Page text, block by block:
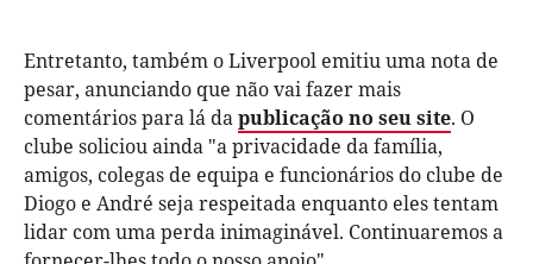
Entretanto, também o Liverpool emitiuuma nota de
pesar, anunciando que não vai fazer mais
comentários para lá dapublicação no seu site. O
clube soliciou ainda "a privacidade da família,
amigos, colegas de equipa e funcionários do clube de
Diogo e André seja respeitada enquanto eles tentam
lidar com uma perda inimaginável. Continuaremos a